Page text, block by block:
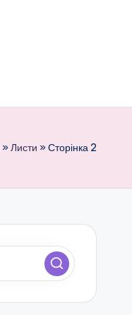
»Листи »Сторінка 2